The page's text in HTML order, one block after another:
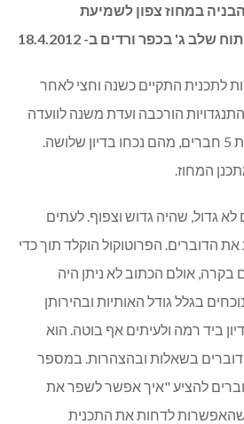
במחוז צפון לשמיעת
ג' בכפר ורדים ב- 18.4.2012
לתכנית התקיים כשנה וחצי לאחר
הורכבה ועדת משנה לוועדה
המחוזית לתכנון ובניה, בת 5 חברים, מהם נכחו בדיון שלושה.
המחוז.
גדול, שהיה גדוש וצפוף. לעתים
הדוברים. הפרוטוקול הוקלד תוך כדי
בקרה, אולם הכתוב לא ניתן היה
בגלל גודל האותיות ובהירותן
ביד רמה ולעיתים אף בוטה. הוא
בשאלות ובהצהרות. במספר
להציע "איך אפשר לשפר את
לדחות את התכנית